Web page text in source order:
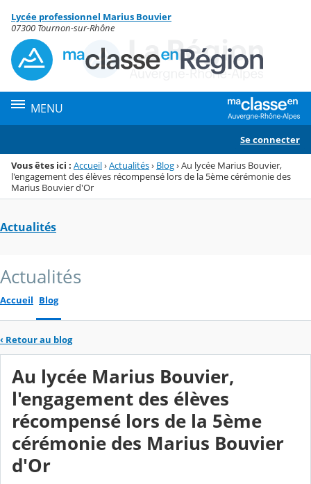
Menu de la rubrique
Contenu
Lycée professionnel Marius Bouvier
07300 Tournon-sur-Rhône
MENU
Se connecter
Vous êtes ici : Accueil›Actualités› Blog›Au lycée Marius Bouvier,
l'engagement des élèves récompensé lors de la 5ème cérémonie des
Marius Bouvier d'Or
Actualités
Actualités
Accueil Blog
‹ Retour au blog
Au lycée Marius Bouvier,
l'engagement des élèves
récompensé lors de la 5ème
cérémonie des Marius Bouvier
d'Or